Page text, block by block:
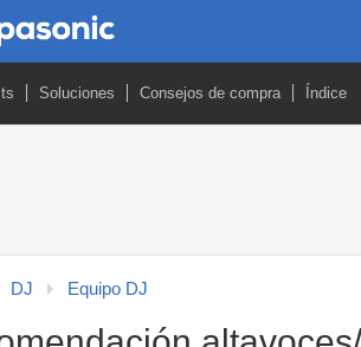
Soluciones Consejos de compra Índice
DJ Equipo DJ